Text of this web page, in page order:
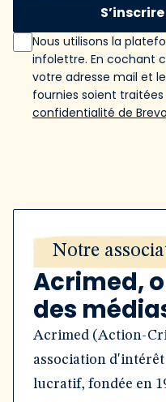
Nous utilisons la
infolettre. En cochant
votre adresse mail et
fournies soient
confidentialité de Brevo
Notre
Acrimed,
des
Acrimed (Action-
association
lucratif, fondée en